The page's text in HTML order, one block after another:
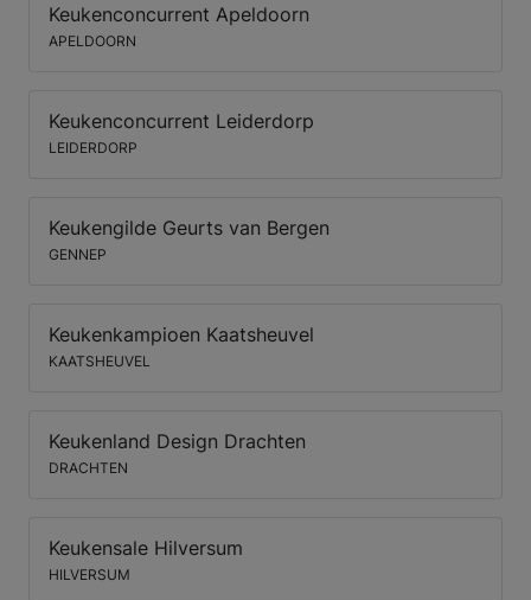
Keukenconcurrent Apeldoorn
APELDOORN
Keukenconcurrent Leiderdorp
LEIDERDORP
Keukengilde Geurts van Bergen
GENNEP
Keukenkampioen Kaatsheuvel
KAATSHEUVEL
Keukenland Design Drachten
DRACHTEN
Keukensale Hilversum
HILVERSUM